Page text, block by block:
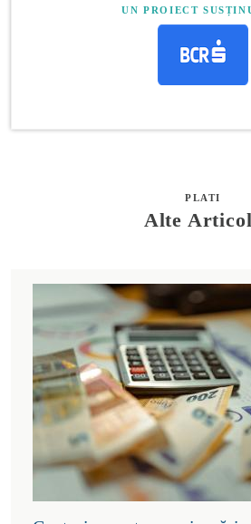
UN PROIECT
PLATI
Alte